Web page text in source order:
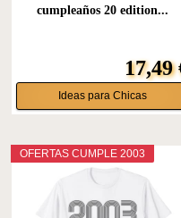
cumpleaños 20 edition...
17,49
Ideas para Chicas
OFERTAS CUMPLE 2003